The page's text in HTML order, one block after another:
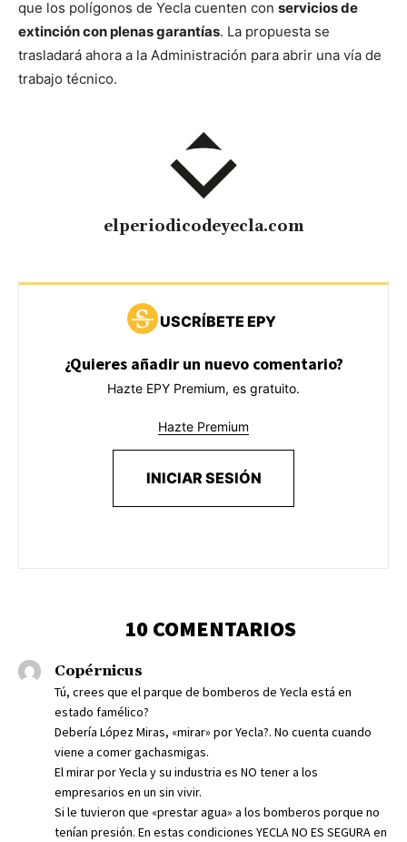
que los polígonos de Yecla cuenten con servicios de
extinción con plenas garantías. La propuesta se
trasladará ahora a la Administración para abrir una vía de
trabajo técnico.
elperiodicodeyecla.com
USCRÍBETE EPY
¿Quieres añadir un nuevo comentario?
Hazte EPY Premium, es gratuito.
Hazte Premium
INICIAR SESIÓN
10 COMENTARIOS
Copérnicus
Tú, crees que el parque de bomberos de Yecla está en
estado famélico?
Debería López Miras, «mirar» por Yecla?. No cuenta cuando
viene a comer gachasmigas.
El mirar por Yecla y su industria es NO tener a los
empresarios en un sin vivir.
Si le tuvieron que «prestar agua» a los bomberos porque no
tenían presión. En estas condiciones YECLA NO ES SEGURA en